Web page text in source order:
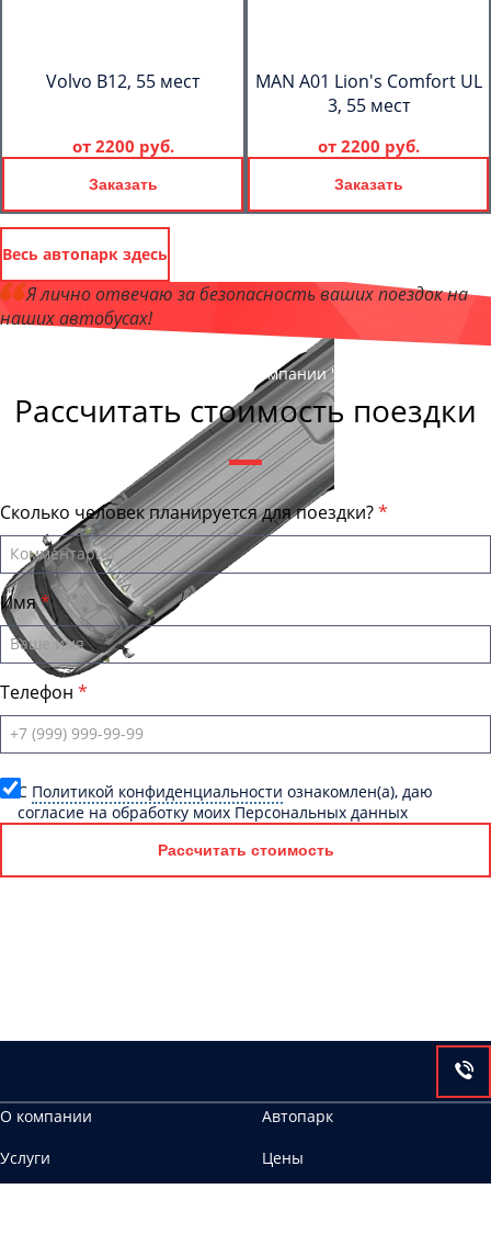
Volvo B12, 55 мест
от 2200 руб.
Заказать
MAN A01 Lion's Comfort UL
3, 55 мест
от 2200 руб.
Заказать
Весь автопарк здесь
Я лично отвечаю за безопасность ваших поездок на
наших автобусах!
, директор компании "ВологдаБас"
Рассчитать стоимость поездки
Сколько человек планируется для поездки?
Имя
Телефон
C Политикой конфиденциальности ознакомлен(а), даю
согласие на обработку моих Персональных данных
Рассчитать стоимость
О компании
Автопарк
Услуги
Цены